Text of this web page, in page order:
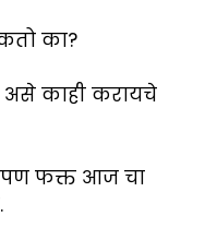
का?
असे काही करायचे
पण फक्त आज चा